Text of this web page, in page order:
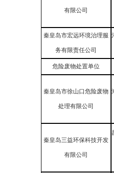
有限公司
秦皇岛市宏远环境治理服
务有限责任公司
危险废物处置单位
秦皇岛市徐山口危险废物
处理有限公司
秦皇岛三益环保科技开发
有限公司